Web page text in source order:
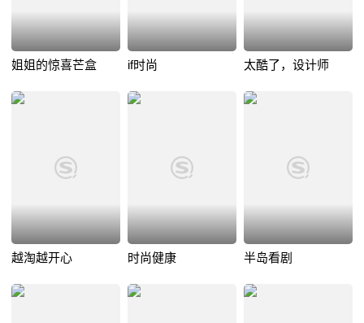
姐姐的惊喜芒盒 if时尚 太酷了，设计师
越淘越开心 时尚健康 半岛看剧